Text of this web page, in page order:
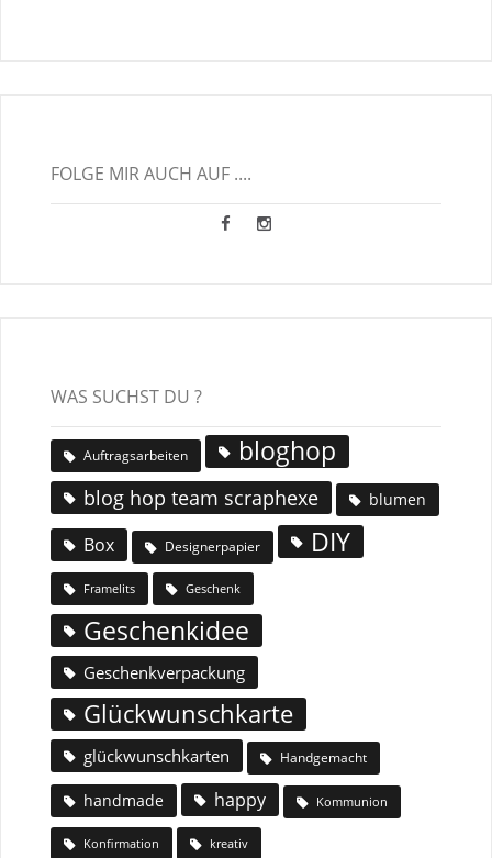
FOLGE MIR AUCH AUF ....
WAS SUCHST DU ?
Auftragsarbeiten bloghop
blog hop team scraphexe blumen
Box Designerpapier DIY
Framelits Geschenk
Geschenkidee
Geschenkverpackung
Glückwunschkarte
glückwunschkarten Handgemacht
handmade happy Kommunion
Konfirmation kreativ